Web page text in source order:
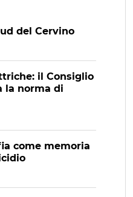
del Cervino
il Consiglio
la norma di
come memoria